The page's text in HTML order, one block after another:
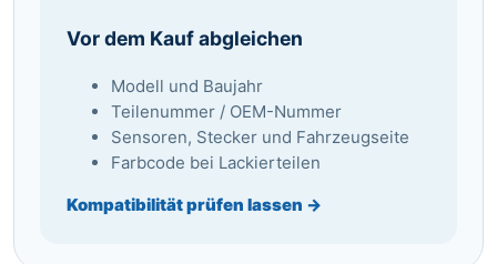
Vor dem Kauf abgleichen
Modell und Baujahr
Teilenummer / OEM-Nummer
Sensoren, Stecker und Fahrzeugseite
Farbcode bei Lackierteilen
Kompatibilität prüfen lassen →